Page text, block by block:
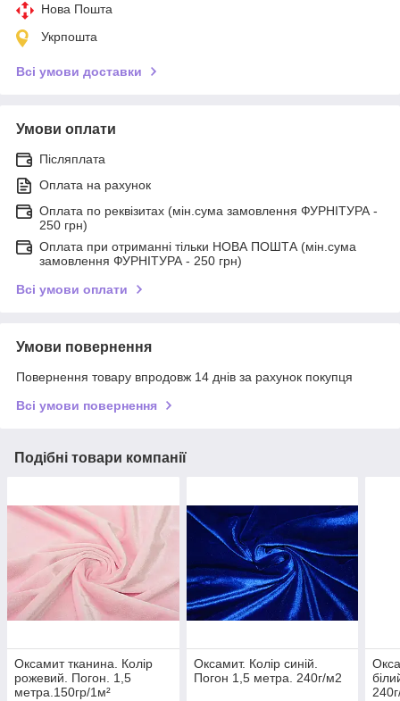
Нова Пошта
Укрпошта
Всі умови доставки
Умови оплати
Післяплата
Оплата на рахунок
Оплата по реквізитах (мін.сума замовлення ФУРНІТУРА -
250 грн)
Оплата при отриманні тільки НОВА ПОШТА (мін.сума
замовлення ФУРНІТУРА - 250 грн)
Всі умови оплати
Умови повернення
Повернення товару впродовж 14 днів за рахунок покупця
Всі умови повернення
Подібні товари компанії
Оксамит тканина. Колір
рожевий. Погон. 1,5
метра.150гр/1м²
Оксамит. Колір синій.
Погон 1,5 метра. 240г/м2